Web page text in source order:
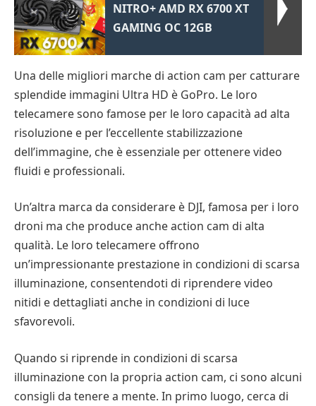
NITRO+ AMD RX 6700 XT
GAMING OC 12GB
Una delle migliori marche di action cam per catturare
splendide immagini Ultra HD è GoPro. Le loro
telecamere sono famose per le loro capacità ad alta
risoluzione e per l’eccellente stabilizzazione
dell’immagine, che è essenziale per ottenere video
fluidi e professionali.
Un’altra marca da considerare è DJI, famosa per i loro
droni ma che produce anche action cam di alta
qualità. Le loro telecamere offrono
un’impressionante prestazione in condizioni di scarsa
illuminazione, consentendoti di riprendere video
nitidi e dettagliati anche in condizioni di luce
sfavorevoli.
Quando si riprende in condizioni di scarsa
illuminazione con la propria action cam, ci sono alcuni
consigli da tenere a mente. In primo luogo, cerca di